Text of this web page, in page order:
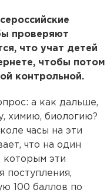
проверяют
что учат детей
чтобы потом
контрольной.
а как дальше,
химию, биологию?
часы на эти
что на один
которым эти
100 баллов по